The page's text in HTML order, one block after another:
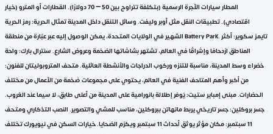
المطار سيارات الأجرة الرسمية (بتكلفة تتراوح بين 50 – 70 دولارًا). القطارات أو المترو (خيار
اقتصادي). تطبيقات النقل مثل أوبر وليفت. وسائل التنقل داخل المدينة تمثال الحرية: رمز الحرية
الشهير في الولايات المتحدة، يمكن الوصول إليه عبر عبّارة من منطقة Battery Park. تايمز سكوير: أكثر
المناطق ازدحامًا وإشراقًا في العالم، تشتهر بشاشاتها الضخمة وعروض الشارع. سنترال بارك: واحة
خضراء وسط المدينة، مناسبة للتنزه وركوب الدراجات والأنشطة العائلية. متحف المتروبوليتان للفنون:
من أكبر وأهم المتاحف الفنية في العالم، يحتوي على مجموعات ضخمة من الأعمال من مختلف
الحضارات. مبنى إمباير ستيت: يُوفر إطلالة بانورامية على المدينة من أعلى طابق، لا سيما عند الغروب.
جسر بروكلين: جسر تاريخي يربط مانهاتن ببروكلين، مناسب للمشي والتصوير. النصب التذكاري ومتحف
11 سبتمبر: مكان مؤثر يوثق أحداث 11 سبتمبر ويكرّم الضحايا. خيارات السكن في نيويورك تختلف